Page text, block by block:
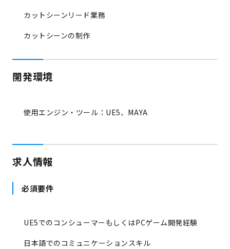
カットシーンリード業務
カットシーンの制作
開発環境
使用エンジン・ツール：UE5、MAYA
求人情報
必須要件
UE5でのコンシューマーもしくはPCゲーム開発経験
日本語でのコミュニケーションスキル